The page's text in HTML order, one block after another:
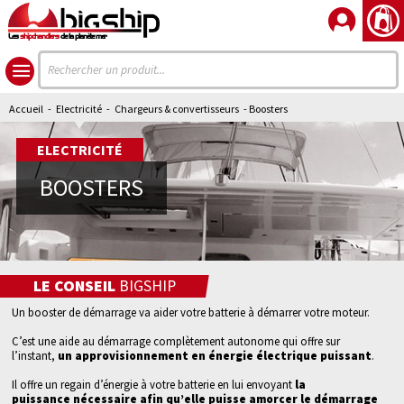
Lesshipchandlersde la planète mer
Accueil - Electricité - Chargeurs & convertisseurs - Boosters
LE CONSEIL BIGSHIP
Un booster de démarrage va aider votre batterie àdémarrer votre moteur.
C’estune aide au démarragecomplètement autonomequi offre sur
l’instant, un approvisionnement en énergie électrique puissant.
Il offreun regain d’énergie à votre batterie en lui envoyant la
puissance nécessaire afin qu’elle puisse amorcer le démarrage
ELECTRICITÉ
BOOSTERS